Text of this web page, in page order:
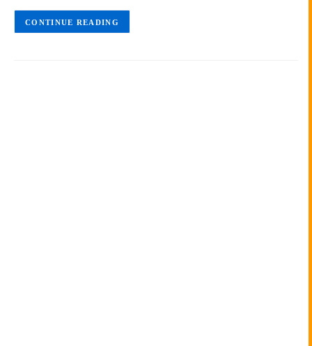
CONTINUE READING